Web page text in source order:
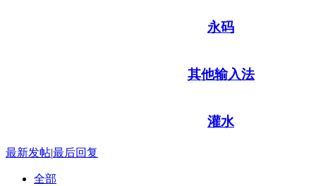
永码
其他输入法
灌水
最新发帖|最后回复
全部